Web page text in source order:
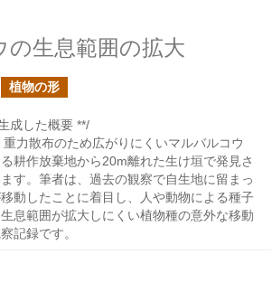
の生息範囲の拡大
植物の形
成した概要 **/
力散布のため広がりにくいマルバルコウ
耕作放棄地から20m離れた生け垣で発見さ
す。筆者は、過去の観察で自生地に留まっ
動したことに着目し、人や動物による種子
息範囲が拡大しにくい植物種の意外な移動
記録です。